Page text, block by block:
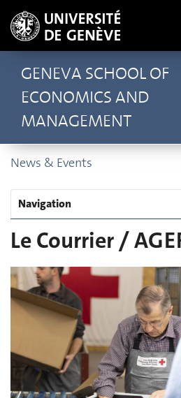
GENEVA SCHOOL OF
ECONOMICS AND
MANAGEMENT
News & Events
Navigation
Le Courrier /